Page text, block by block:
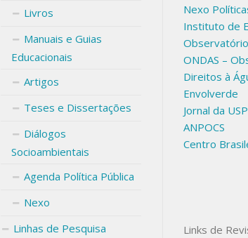
Nexo
Instituto de
ONDAS –
Direitos à
Envolverde
Jornal da USP
ANPOCS
Centro
Links de
Livros
Manuais e Guias
Educacionais
Artigos
Teses e Dissertações
Diálogos
Socioambientais
Agenda Política Pública
Nexo
Linhas de Pesquisa